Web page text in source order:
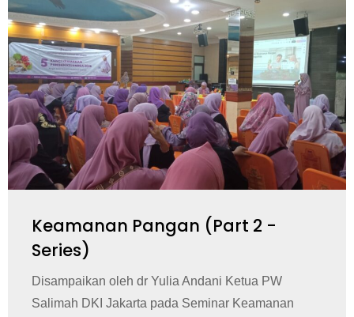
Keamanan Pangan (Part 2 -
Series)
Disampaikan oleh dr Yulia Andani Ketua PW
Salimah DKI Jakarta pada Seminar Keamanan